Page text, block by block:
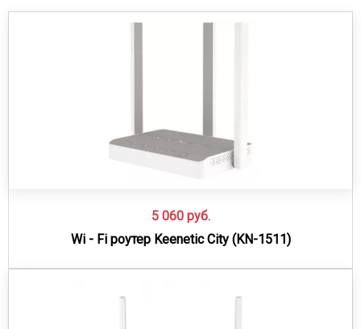
5 060 руб.
Wi - Fi роутер Keenetic City (KN-1511)